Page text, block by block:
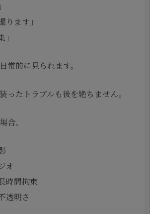
ります」
」
常的に見られます。
ったトラブルも後を絶ちません。
合、
オ
時間拘束
透明さ